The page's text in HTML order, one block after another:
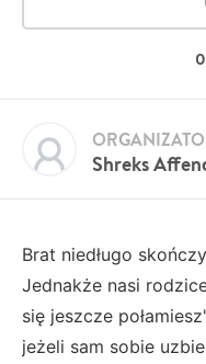
0
Shreks
Brat niedługo
Jednakże nasi
się jeszcze
jeżeli sam sobie